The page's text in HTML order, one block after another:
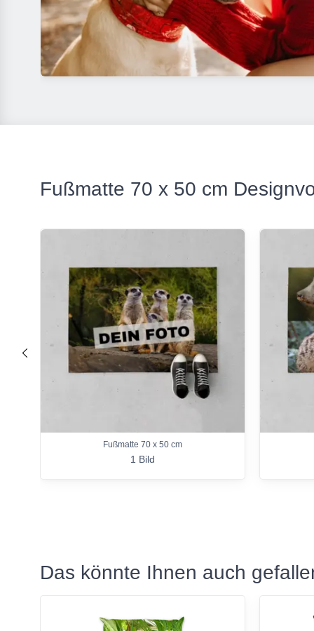
Fußmatte 70 x 50 cm
Fußmatte 70 x 50 cm
1 Bild
Das könnte Ihnen auch